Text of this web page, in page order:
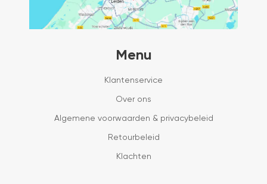
Menu
Klantenservice
Over ons
Algemene voorwaarden & privacybeleid
Retourbeleid
Klachten